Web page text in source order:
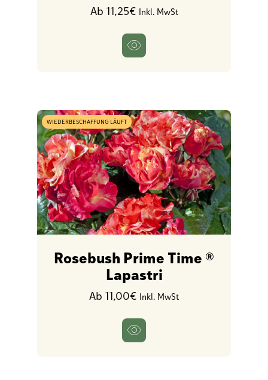
Ab 11,25€ Inkl. MwSt
WIEDERBESCHAFFUNG LÄUFT
Rosebush Prime Time ®
Lapastri
Ab 11,00€ Inkl. MwSt